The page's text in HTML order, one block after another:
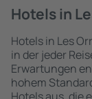
Hotels in
Hotels in Les
in der jeder
Erwartungen
hohem